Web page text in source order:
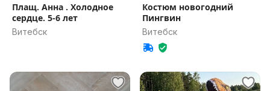
Плащ. Анна . Холодное
сердце. 5-6 лет
Витебск
Костюм новогодний
Пингвин
Витебск